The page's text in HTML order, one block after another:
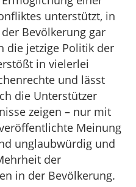
unterstützt, in
Bevölkerung gar
die jetzige Politik der
in vielerlei
und lässt
die Unterstützer
zeigen – nur mit
Meinung
unglaubwürdig und
der
in der Bevölkerung.